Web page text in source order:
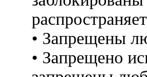
• Запрещены
• Запрещено